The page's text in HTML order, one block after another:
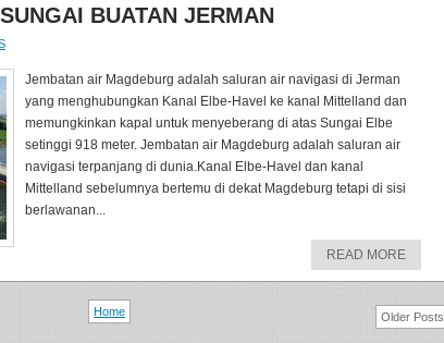
BUATAN JERMAN
Jembatan air Magdeburg adalah saluran air navigasi di Jerman
yang menghubungkan Kanal Elbe-Havel ke kanal Mittelland dan
memungkinkan kapal untuk menyeberang di atas Sungai Elbe
setinggi 918 meter. Jembatan air Magdeburg adalah saluran air
navigasi terpanjang di dunia.Kanal Elbe-Havel dan kanal
Mittelland sebelumnya bertemu di dekat Magdeburg tetapi di sisi
berlawanan...
READ MORE
Older Posts
Home